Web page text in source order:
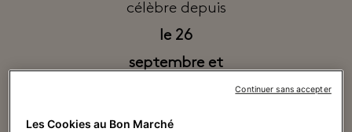
célèbre depuis
le 26
septembre et
octobre
Les Cookies au Bon Marché
Continuer sans accepter